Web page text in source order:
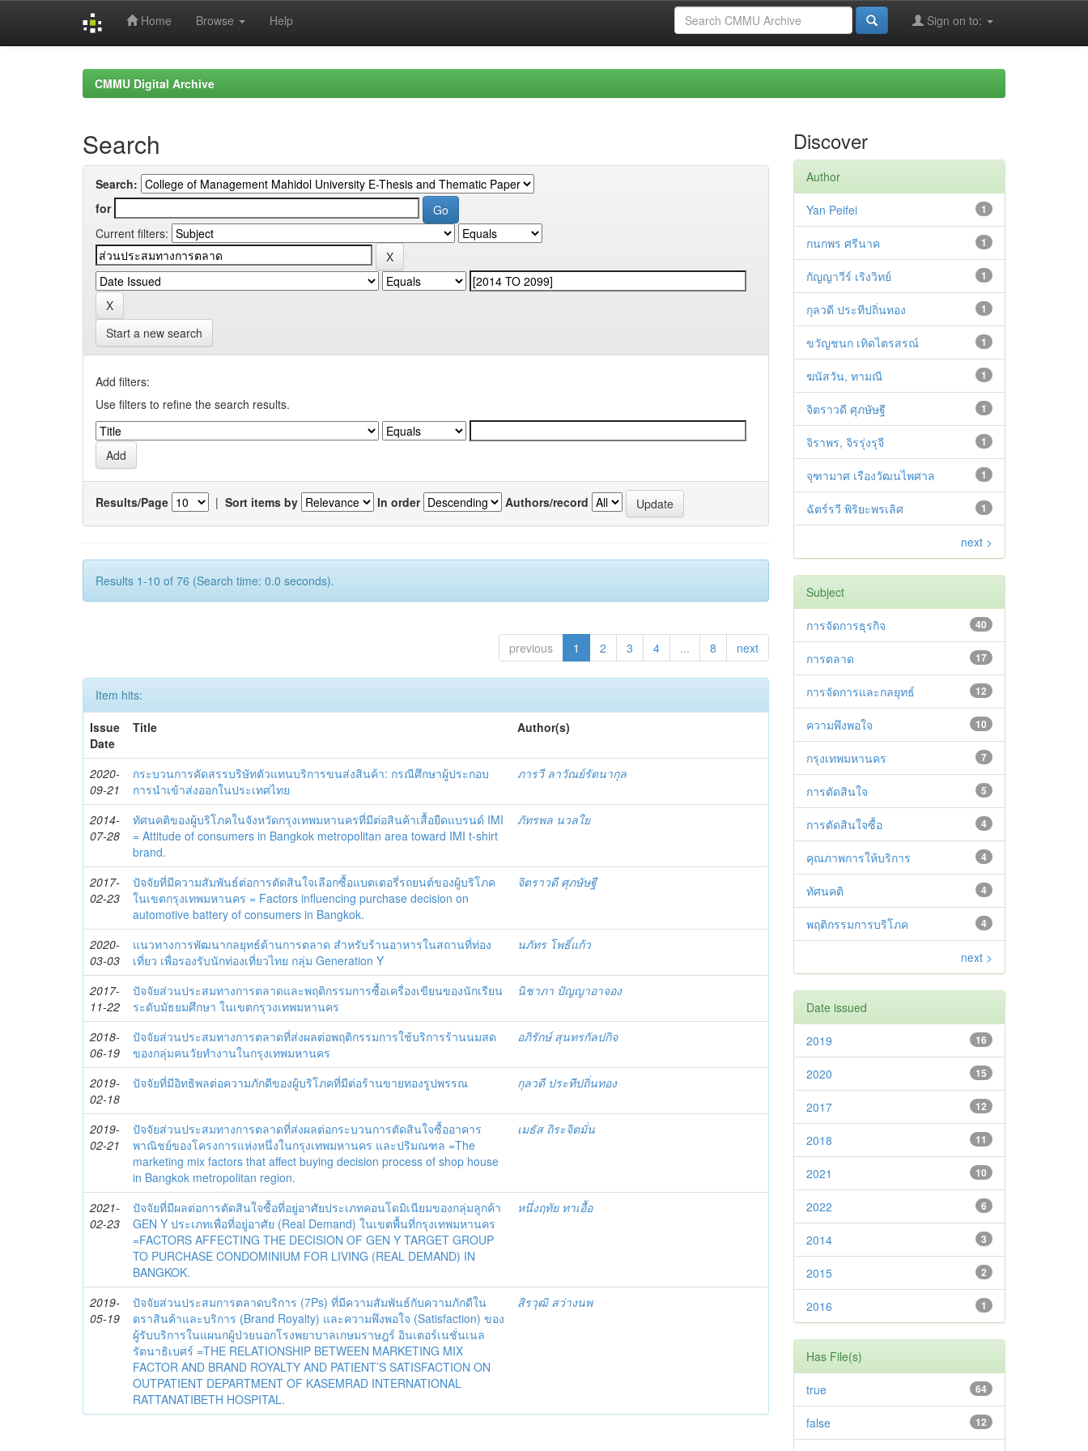
Home Browse Help Sign on to:
CMMU Digital Archive
Search
Search:
for
Current filters:
Start a new search
Add filters:
Use filters to refine the search results.
Results/Page | Sort items by In order Authors/record
Results 1-10 of 76 (Search time: 0.0 seconds).
previous 1 2 3 4 ... 8 next
Item hits:
Issue
Date
Title Author(s)
2020-
09-21
กระบวนการคัดสรรบริษัทตัวแทนบริการขนส่งสินค้า: กรณีศึกษาผู้ประกอบ
การนำเข้าส่งออกในประเทศไทย
ภารวี ลาวัณย์รัตนากุล
2014-
07-28
ทัศนคติของผู้บริโภคในจังหวัดกรุงเทพมหานครที่มีต่อสินค้าเสื้อยืดแบรนด์ IMI
= Attitude of consumers in Bangkok metropolitan area toward IMI t-shirt
brand.
ภัทรพล นวลใย
2017-
02-23
ปัจจัยที่มีความสัมพันธ์ต่อการตัดสินใจเลือกซื้อแบตเตอรี่รถยนต์ของผู้บริโภค
ในเขตกรุงเทพมหานคร = Factors influencing purchase decision on
automotive battery of consumers in Bangkok.
จิตราวดี ศุภษัษฐี
2020-
03-03
แนวทางการพัฒนากลยุทธ์ด้านการตลาด สำหรับร้านอาหารในสถานที่ท่อง
เที่ยว เพื่อรองรับนักท่องเที่ยวไทย กลุ่ม Generation Y
นภัทร โพธิ์แก้ว
2017-
11-22
ปัจจัยส่วนประสมทางการตลาดและพฤติกรรมการซื้อเครื่องเขียนของนักเรียน
ระดับมัธยมศึกษา ในเขตกรุวงเทพมหานคร
นิชาภา ปัญญาอาจอง
2018-
06-19
ปัจจัยส่วนประสมทางการตลาดที่ส่งผลต่อพฤติกรรมการใช้บริการร้านนมสด
ของกลุ่มคนวัยทำงานในกรุงเทพมหานคร
อภิรักษ์ สุนทรกัลปกิจ
2019-
02-18
ปัจจัยที่มีอิทธิพลต่อความภักดีของผู้บริโภคที่มีต่อร้านขายทองรูปพรรณ กุลวดี ประทีปถิ่นทอง
2019-
02-21
ปัจจัยส่วนประสมทางการตลาดที่ส่งผลต่อกระบวนการตัดสินใจซื้ออาคาร
พาณิชย์ของโครงการแห่งหนึ่งในกรุงเทพมหานคร และปริมณฑล =The
marketing mix factors that affect buying decision process of shop house
in Bangkok metropolitan region.
เมธัส ถิระจิตมั่น
2021-
02-23
ปัจจัยที่มีผลต่อการตัดสินใจซื้อที่อยู่อาศัยประเภทคอนโดมิเนียมของกลุ่มลูกค้า
GEN Y ประเภทเพื่อที่อยู่อาศัย (Real Demand) ในเขตพื้นที่กรุงเทพมหานคร
=FACTORS AFFECTING THE DECISION OF GEN Y TARGET GROUP
TO PURCHASE CONDOMINIUM FOR LIVING (REAL DEMAND) IN
BANGKOK.
หนึ่งฤทัย ทาเอื้อ
2019-
05-19
ปัจจัยส่วนประสมการตลาดบริการ (7Ps) ที่มีความสัมพันธ์กับความภักดีใน
ตราสินค้าและบริการ (ฺBrand Royalty) และความพึงพอใจ (Satisfaction) ของ
ผู้รับบริการในแผนกผู้ป่วยนอกโรงพยาบาลเกษมราษฎร์ อินเตอร์เนชั่นเนล
รัตนาธิเบศร์ =THE RELATIONSHIP BETWEEN MARKETING MIX
FACTOR AND BRAND ROYALTY AND PATIENT’S SATISFACTION ON
OUTPATIENT DEPARTMENT OF KASEMRAD INTERNATIONAL
RATTANATIBETH HOSPITAL.
สิรวุฒิ สว่างนพ
Discover
Author
1
Yan Peifei
1
กนกพร ศรีนาค
1
กัญญาวีร์ เริงวิทย์
1
กุลวดี ประทีปถิ่นทอง
1
ขวัญชนก เทิดไตรสรณ์
1
ฆนัสวัน, ทามณี
1
จิตราวดี ศุภษัษฐี
1
จิราพร, จิรรุ่งรุจี
1
จุฑามาศ เรืองวัฒนไพศาล
1
ฉัตร์รวี พิริยะพรเลิศ
next >
Subject
40
การจัดการธุรกิจ
17
การตลาด
12
การจัดการและกลยุทธ์
10
ความพึงพอใจ
7
กรุงเทพมหานคร
5
การตัดสินใจ
4
การตัดสินใจซื้อ
4
คุณภาพการให้บริการ
4
ทัศนคติ
4
พฤติกรรมการบริโภค
next >
Date issued
16
2019
15
2020
12
2017
11
2018
10
2021
6
2022
3
2014
2
2015
1
2016
Has File(s)
64
true
12
false